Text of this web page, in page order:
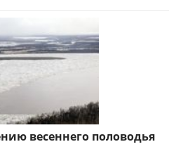
весеннего половодья